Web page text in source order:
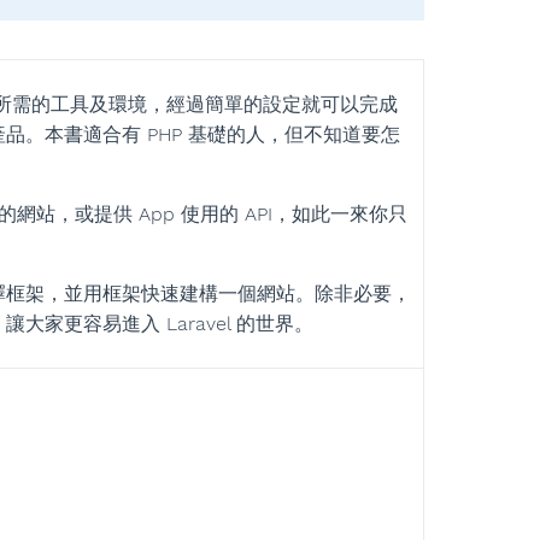
的工具及環境，經過簡單的設定就可以完成
。本書適合有 PHP 基礎的人，但不知道要怎
網站，或提供 App 使用的 API，如此一來你只
架，並用框架快速建構一個網站。除非必要，
大家更容易進入 Laravel 的世界。